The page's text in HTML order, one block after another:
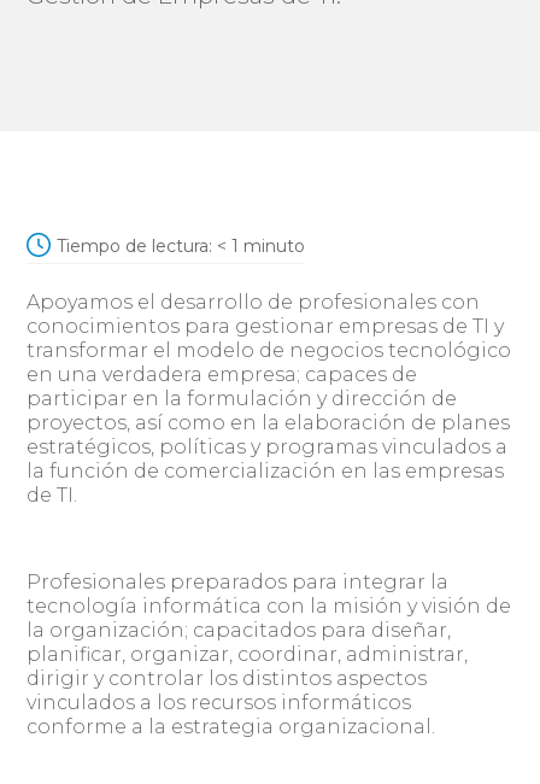
Tiempo de lectura: < 1 minuto
Apoyamos el desarrollo de profesionales con
conocimientos para gestionar empresas de TI y
transformar el modelo de negocios tecnológico
en una verdadera empresa; capaces de
participar en la formulación y dirección de
proyectos, así como en la elaboración de planes
estratégicos, políticas y programas vinculados a
la función de comercialización en las empresas
de TI.
Profesionales preparados para integrar la
tecnología informática con la misión y visión de
la organización; capacitados para diseñar,
planificar, organizar, coordinar, administrar,
dirigir y controlar los distintos aspectos
vinculados a los recursos informáticos
conforme a la estrategia organizacional.